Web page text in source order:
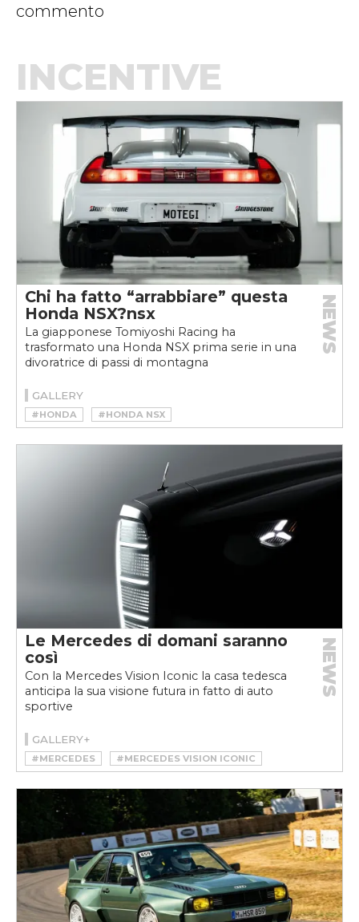
commento
INCENTIVE
Chi ha fatto “arrabbiare” questa
Honda NSX?nsx
La giapponese Tomiyoshi Racing ha
trasformato una Honda NSX prima serie in una
divoratrice di passi di montagna
NEWS
GALLERY
#HONDA #HONDA NSX
Le Mercedes di domani saranno
così
Con la Mercedes Vision Iconic la casa tedesca
anticipa la sua visione futura in fatto di auto
sportive
NEWS
GALLERY+
#MERCEDES #MERCEDES VISION ICONIC